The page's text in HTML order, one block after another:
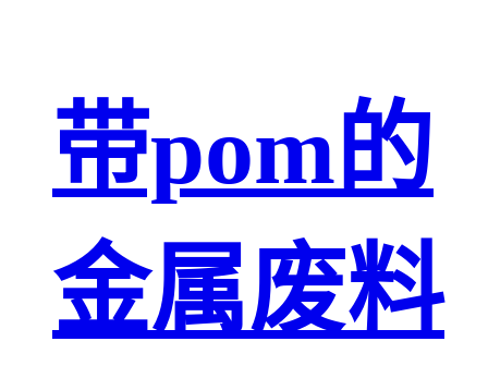
带pom的
金属废料